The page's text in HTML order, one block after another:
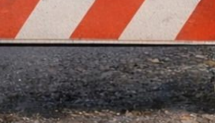
Vima Mică găzduiește cea de-a
PS Iustin la hramul Mănăstirii
Opt ani de când marele artist